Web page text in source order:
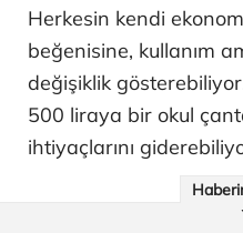
Herkesin kendi
beğenisine, kullanım
değişiklik
500 liraya bir okul
ihtiyaçlarını